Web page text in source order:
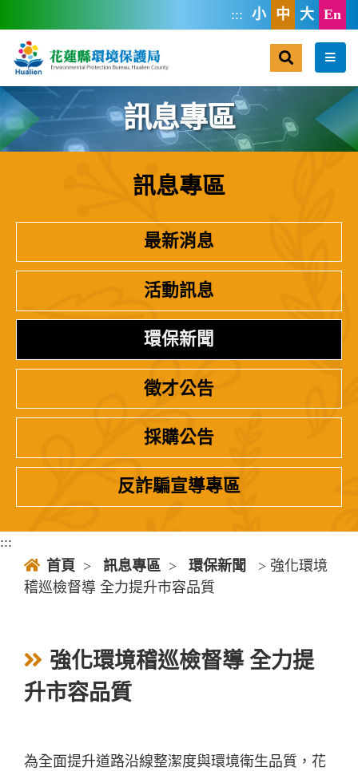
::: 小 中 大 En
選單
訊息專區
訊息專區
最新消息
活動訊息
環保新聞
徵才公告
採購公告
反詐騙宣導專區
:::
首頁 > 訊息專區 > 環保新聞
> 強化環境
稽巡檢督導 全力提升市容品質
強化環境稽巡檢督導 全力提
升市容品質
為全面提升道路沿線整潔度與環境衛生品質，花